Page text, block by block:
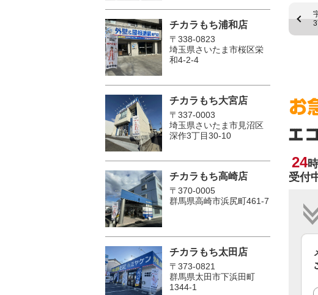
24
受付
チカラもち浦和店
〒338-0823
埼玉県さいたま市桜区栄
和4-2-4
チカラもち大宮店
〒337-0003
埼玉県さいたま市見沼区
深作3丁目30-10
チカラもち高崎店
〒370-0005
群馬県高崎市浜尻町461-7
チカラもち太田店
〒373-0821
群馬県太田市下浜田町
1344-1